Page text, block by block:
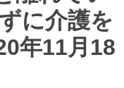
に介護を
年11月18